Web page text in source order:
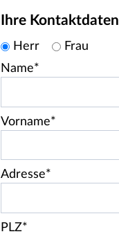
Ihre Kontaktdaten
Herr
Frau
Name*
Vorname*
Adresse*
PLZ*